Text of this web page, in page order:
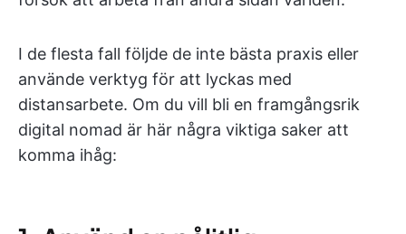
I de flesta fall följde de inte bästa praxis eller
använde verktyg för att lyckas med
distansarbete. Om du vill bli en framgångsrik
digital nomad är här några viktiga saker att
komma ihåg: